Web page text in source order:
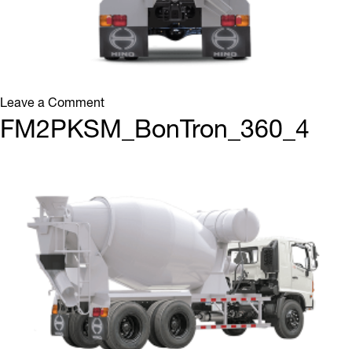
Leave a Commenton
FM2PKSM_BonTron_360_5
FM2PKSM_BonTron_360_4